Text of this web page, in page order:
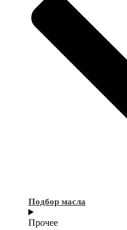
Подбор масла
Прочее